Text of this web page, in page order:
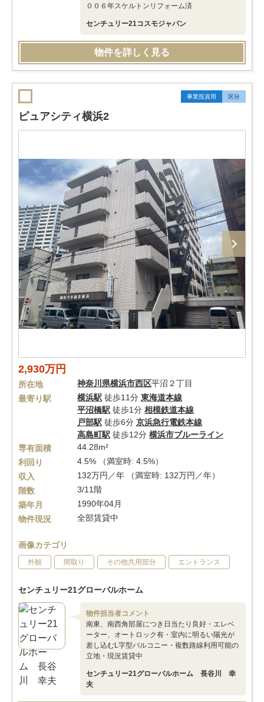
００６年スケルトンリフォーム済
センチュリー21コスモジャパン
物件を詳しく見る
事業投資用 区分
ピュアシティ横浜2
2,930万円
所在地 神奈川県横浜市西区平沼２丁目
最寄り駅
横浜駅 徒歩11分 東海道本線
平沼橋駅 徒歩1分 相模鉄道本線
戸部駅 徒歩6分 京浜急行電鉄本線
高島町駅 徒歩12分 横浜市ブルーライン
専有面積
44.28m²
利回り
4.5% （満室時: 4.5%）
収入
132万円／年 （満室時: 132万円／年）
階数
3/11階
築年月
1990年04月
物件現況
全部賃貸中
画像カテゴリ
外観 間取り その他共用部分 エントランス
センチュリー21グローバルホーム
物件担当者コメント
南東、南西角部屋につき日当たり良好・エレベ
ーター、オートロック有・室内に明るい陽光が
差し込むL字型バルコニー・複数路線利用可能の
立地・現況賃貸中
センチュリー21グローバルホーム 長谷川 幸
夫